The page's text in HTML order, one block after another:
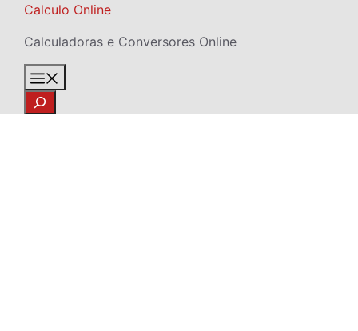
Skip
content
Calculo Online
Calculadoras e Conversores Online
Search